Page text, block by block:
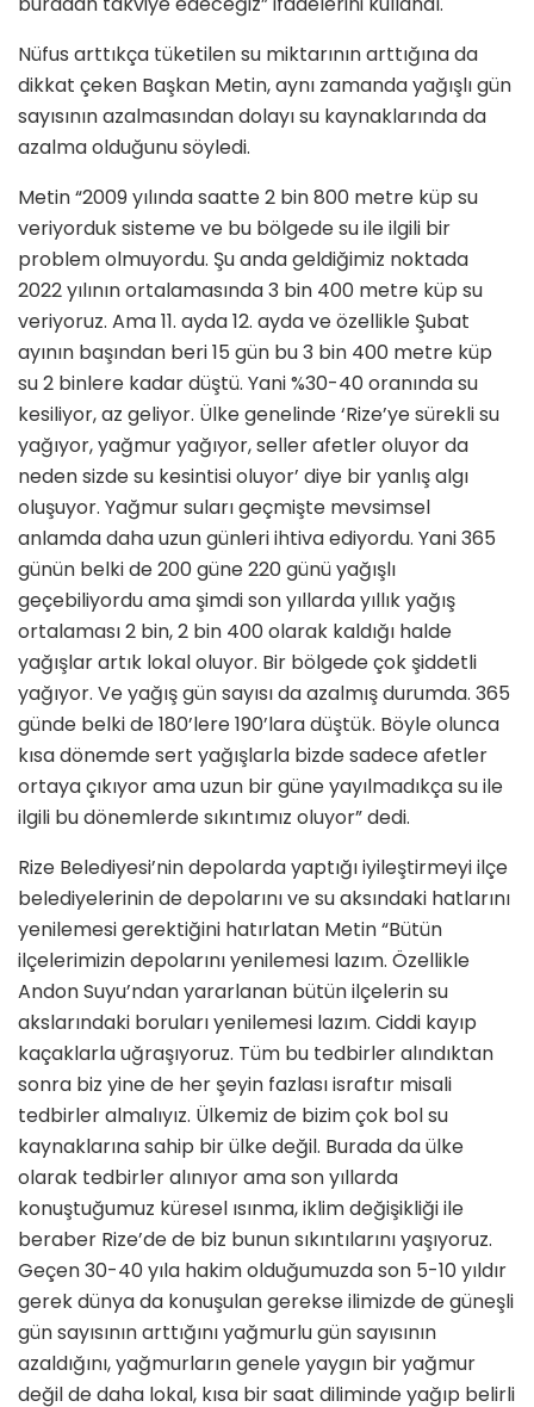
Nüfus arttıkça tüketilen su miktarının arttığına da
dikkat çeken Başkan Metin, aynı zamanda yağışlı gün
sayısının azalmasından dolayı su kaynaklarında da
azalma olduğunu söyledi.
Metin “2009 yılında saatte 2 bin 800 metre küp su
veriyorduk sisteme ve bu bölgede su ile ilgili bir
problem olmuyordu. Şu anda geldiğimiz noktada
2022 yılının ortalamasında 3 bin 400 metre küp su
veriyoruz. Ama 11. ayda 12. ayda ve özellikle Şubat
ayının başından beri 15 gün bu 3 bin 400 metre küp
su 2 binlere kadar düştü. Yani %30-40 oranında su
kesiliyor, az geliyor. Ülke genelinde ‘Rize’ye sürekli su
yağıyor, yağmur yağıyor, seller afetler oluyor da
neden sizde su kesintisi oluyor’ diye bir yanlış algı
oluşuyor. Yağmur suları geçmişte mevsimsel
anlamda daha uzun günleri ihtiva ediyordu. Yani 365
günün belki de 200 güne 220 günü yağışlı
geçebiliyordu ama şimdi son yıllarda yıllık yağış
ortalaması 2 bin, 2 bin 400 olarak kaldığı halde
yağışlar artık lokal oluyor. Bir bölgede çok şiddetli
yağıyor. Ve yağış gün sayısı da azalmış durumda. 365
günde belki de 180’lere 190’lara düştük. Böyle olunca
kısa dönemde sert yağışlarla bizde sadece afetler
ortaya çıkıyor ama uzun bir güne yayılmadıkça su ile
ilgili bu dönemlerde sıkıntımız oluyor” dedi.
Rize Belediyesi’nin depolarda yaptığı iyileştirmeyi ilçe
belediyelerinin de depolarını ve su aksındaki hatlarını
yenilemesi gerektiğini hatırlatan Metin “Bütün
ilçelerimizin depolarını yenilemesi lazım. Özellikle
Andon Suyu’ndan yararlanan bütün ilçelerin su
akslarındaki boruları yenilemesi lazım. Ciddi kayıp
kaçaklarla uğraşıyoruz. Tüm bu tedbirler alındıktan
sonra biz yine de her şeyin fazlası israftır misali
tedbirler almalıyız. Ülkemiz de bizim çok bol su
kaynaklarına sahip bir ülke değil. Burada da ülke
olarak tedbirler alınıyor ama son yıllarda
konuştuğumuz küresel ısınma, iklim değişikliği ile
beraber Rize’de de biz bunun sıkıntılarını yaşıyoruz.
Geçen 30-40 yıla hakim olduğumuzda son 5-10 yıldır
gerek dünya da konuşulan gerekse ilimizde de güneşli
gün sayısının arttığını yağmurlu gün sayısının
azaldığını, yağmurların genele yaygın bir yağmur
değil de daha lokal, kısa bir saat diliminde yağıp belirli